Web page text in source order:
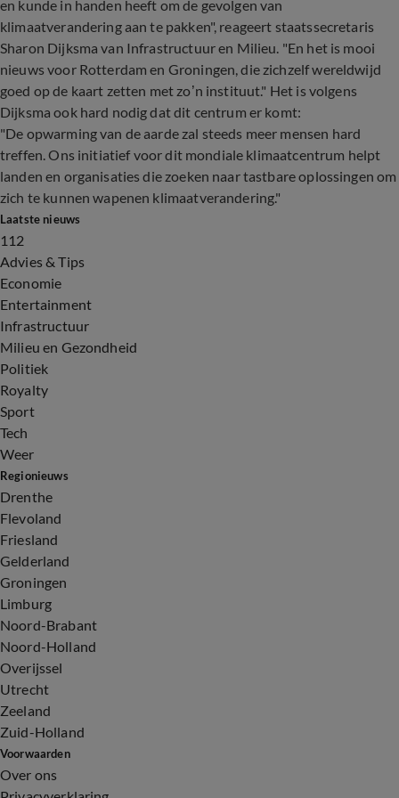
en kunde in handen heeft om de gevolgen van
klimaatverandering aan te pakken", reageert staatssecretaris
Sharon Dijksma van Infrastructuur en Milieu. "En het is mooi
nieuws voor Rotterdam en Groningen, die zichzelf wereldwijd
goed op de kaart zetten met zo’n instituut." Het is volgens
Dijksma ook hard nodig dat dit centrum er komt:
"De opwarming van de aarde zal steeds meer mensen hard
treffen. Ons initiatief voor dit mondiale klimaatcentrum helpt
landen en organisaties die zoeken naar tastbare oplossingen om
zich te kunnen wapenen klimaatverandering."
Laatste nieuws
112
Advies & Tips
Economie
Entertainment
Infrastructuur
Milieu en Gezondheid
Politiek
Royalty
Sport
Tech
Weer
Regionieuws
Drenthe
Flevoland
Friesland
Gelderland
Groningen
Limburg
Noord-Brabant
Noord-Holland
Overijssel
Utrecht
Zeeland
Zuid-Holland
Voorwaarden
Over ons